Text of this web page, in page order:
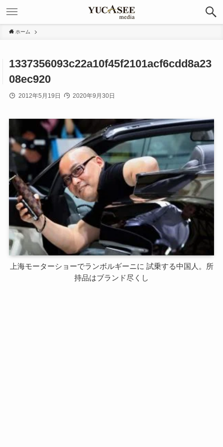
ホーム
1337356093c22a10f45f2101acf6cdd8a23
08ec920
2012年5月19日 2020年9月30日
上海モーターショーでランボルギーニに 試乗する中国人。所
持品はブランド尽くし